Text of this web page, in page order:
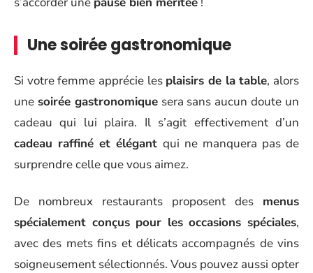
Une soirée gastronomique
Si votre femme apprécie les plaisirs de la table, alors
une soirée gastronomiquesera sans aucun doute un
cadeau qui lui plaira. Il s’agit effectivement d’un
cadeau raffiné et élégant qui ne manquera pas de
surprendre celle que vous aimez.
De nombreux restaurants proposent des menus
spécialement conçus pour les occasions spéciales,
avec des mets fins et délicats accompagnés de vins
soigneusement sélectionnés. Vous pouvez aussi opter